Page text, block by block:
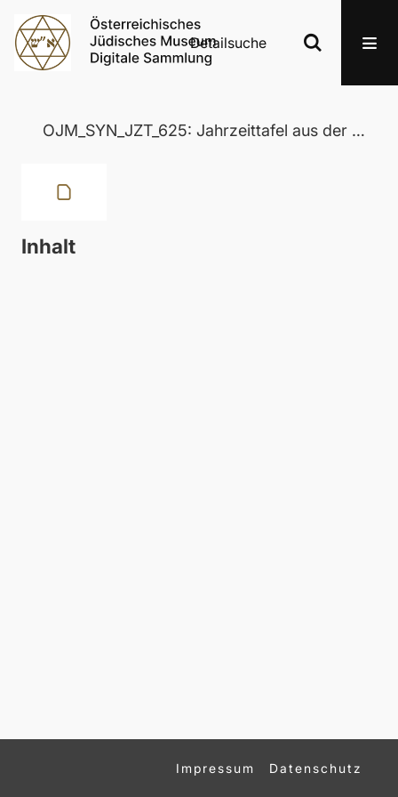
Detailsuche
OJM_SYN_JZT_625: Jahrzeittafel aus der Wertheimer Synagoge in Eisenstadt
Inhalt
Impressum Datenschutz